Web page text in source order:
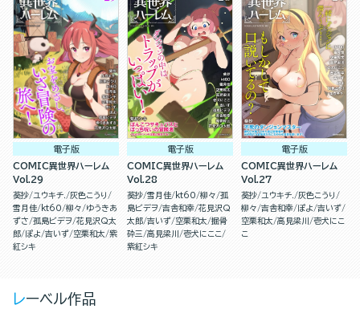
電子版
COMIC異世界ハーレム
Vol.29
葵抄 ユウキチ. 灰色こうり
雪月佳
kt60 柳々
ゆうきあ
ずさ 孤島ビデヲ 花見沢Q太
郎 ぽよ 吉いず 空栗和太 紫
紅シキ
電子版
COMIC異世界ハーレム
Vol.28
葵抄 雪月佳 kt60 柳々 孤
島ビデヲ 吉舎和幸 花見沢Q
太郎 吉いず 空栗和太 掘骨
砕三 高見梁川
壱犬にここ
紫紅シキ
電子版
COMIC異世界ハーレム
Vol.27
葵抄 ユウキチ. 灰色こうり
柳々 吉舎和幸 ぽよ 吉いず
空栗和太 高見梁川
壱犬にこ
こ
レーベル作品